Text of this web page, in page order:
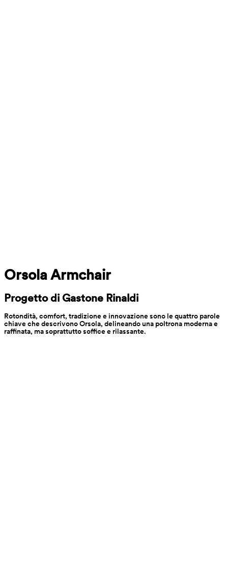
Orsola Armchair
Progetto di Gastone Rinaldi
Rotondità, comfort, tradizione e innovazione sono le quattro parole
chiave che descrivono Orsola, delineando una poltrona moderna e
raffinata, ma soprattutto soffice e rilassante.